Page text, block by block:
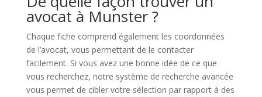
avocat à Munster ?
Chaque fiche comprend également les coordonnées
de l’avocat, vous permettant de le contacter
facilement. Si vous avez une bonne idée de ce que
vous recherchez, notre système de recherche avancée
vous permet de cibler votre sélection par rapport à des